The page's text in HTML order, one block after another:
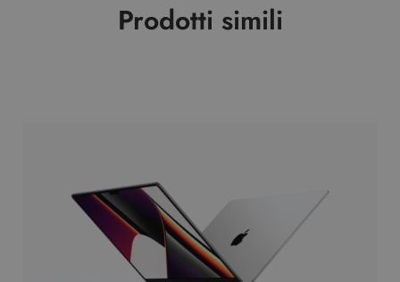
Prodotti simili